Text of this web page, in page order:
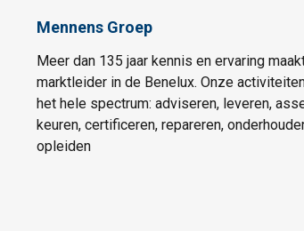
Mennens Groep
Meer dan 135 jaar kennis en ervaring
marktleider in de Benelux. Onze
het hele spectrum: adviseren, leveren,
keuren, certificeren, repareren,
opleiden